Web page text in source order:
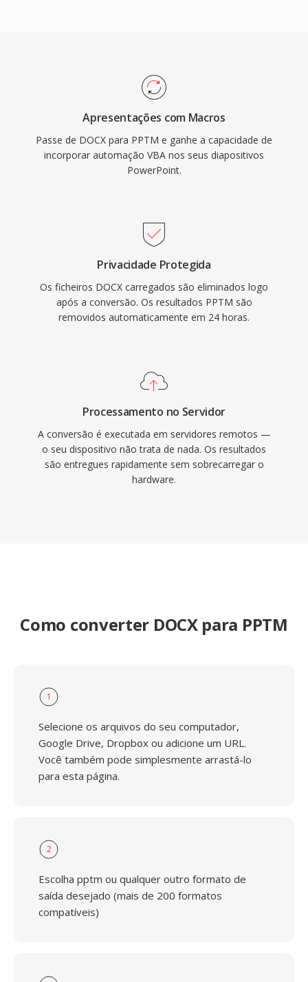
Apresentações com Macros
Passe de DOCX para PPTM e ganhe a capacidade de
incorporar automação VBA nos seus diapositivos
PowerPoint.
Privacidade Protegida
Os ficheiros DOCX carregados são eliminados logo
após a conversão. Os resultados PPTM são
removidos automaticamente em 24 horas.
Processamento no Servidor
A conversão é executada em servidores remotos —
o seu dispositivo não trata de nada. Os resultados
são entregues rapidamente sem sobrecarregar o
hardware.
Como converter DOCX para PPTM
1
Selecione os arquivos do seu computador,
Google Drive, Dropbox ou adicione um URL.
Você também pode simplesmente arrastá-lo
para esta página.
2
Escolha pptm ou qualquer outro formato de
saída desejado (mais de 200 formatos
compatíveis)